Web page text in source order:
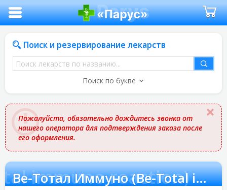
Поиск и резервирование лекарств
Поиск
лекарств
названию
Поиск по букве
Пожалуйста, обязательно дождитесь звонка от
нашего оператора для подтверждения заказа после
его оформления.
immuno reaction) Ве-Тотал Иммуно (Be-Total immuno reaction)